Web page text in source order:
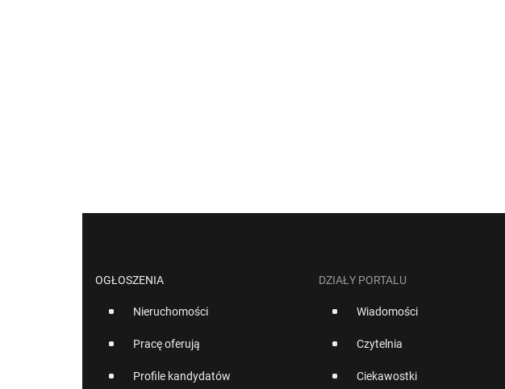
OGŁOSZENIA
Nieruchomości
Pracę oferują
Profile kandydatów
DZIAŁY PORTALU
Wiadomości
Czytelnia
Ciekawostki